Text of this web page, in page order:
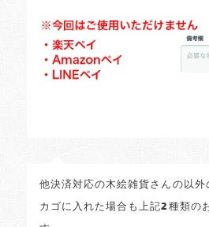
他決済対応の木絵雑貨さんの以外
カゴに入れた場合も上記2種類の